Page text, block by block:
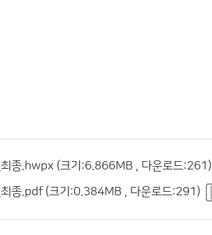
최종.hwpx (크기:6.866MB , 다운로드:261)
최종.pdf (크기:0.384MB , 다운로드:291)